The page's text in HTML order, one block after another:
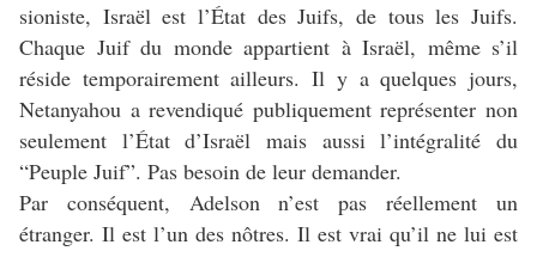
sioniste, Israël est l’État des Juifs, de tous les Juifs.
Chaque Juif du monde appartient à Israël, même s’il
réside temporairement ailleurs. Il y a quelques jours,
Netanyahou a revendiqué publiquement représenter non
seulement l’État d’Israël mais aussi l’intégralité du
“Peuple Juif”. Pas besoin de leur demander.
Par conséquent, Adelson n’est pas réellement un
étranger. Il est l’un des nôtres. Il est vrai qu’il ne lui est